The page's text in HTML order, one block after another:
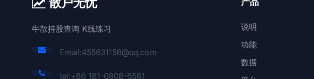
牛散持股查询 K线练习
Email:455631158@qq.com
tel:+86 181-0808-6581
说明
功能
数据